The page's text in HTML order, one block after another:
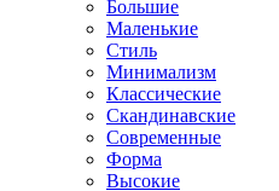
Большие
Маленькие
Стиль
Минимализм
Классические
Скандинавские
Современные
Форма
Высокие